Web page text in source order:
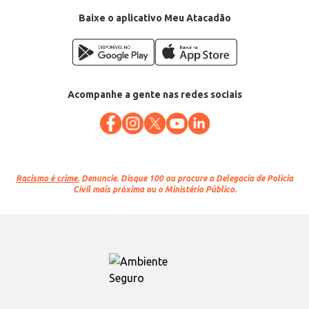
Baixe o aplicativo Meu Atacadão
Acompanhe a gente nas redes sociais
Racismo é crime. Denuncie. Disque 100 ou procure a Delegacia de Polícia
Civil mais próxima ou o Ministério Público.